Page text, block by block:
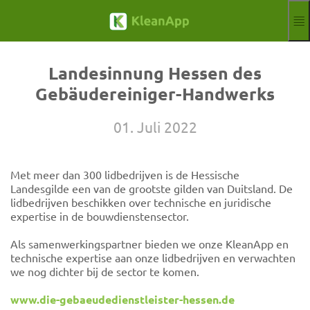
Hilfe
Webinars
Banen
Kondigen
Gratis proefperiode
NLAktuelle
Landesinnung Hessen des
Gebäudereiniger-Handwerks
01. Juli 2022
Met meer dan 300 lidbedrijven is de Hessische
Landesgilde een van de grootste gilden van Duitsland. De
lidbedrijven beschikken over technische en juridische
expertise in de bouwdienstensector.
Als samenwerkingspartner bieden we onze KleanApp en
technische expertise aan onze lidbedrijven en verwachten
we nog dichter bij de sector te komen.
www.die-gebaeudedienstleister-hessen.de